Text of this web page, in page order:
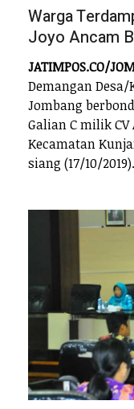
Warga
Joyo Ancam
JATIMPOS.CO/
Demangan
Jombang
Galian C milik
Kecamatan
siang (17/10/2019).